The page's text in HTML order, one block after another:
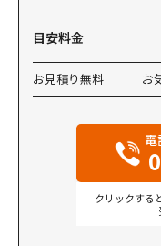
目安料金
お見積り無料 お
クリックする